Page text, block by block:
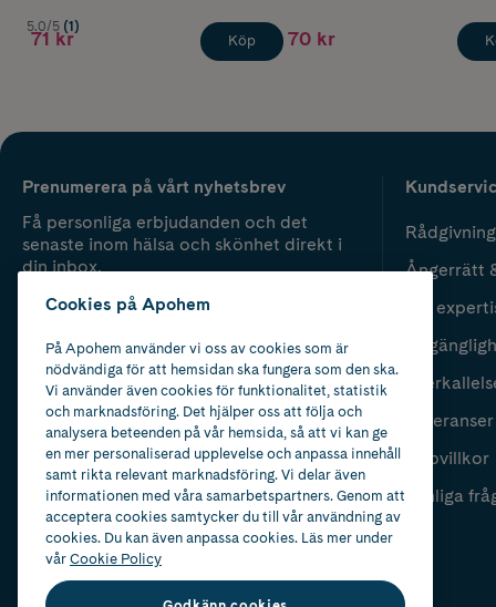
5.0/5 (1)
71 kr Köp 70 kr
Prenumerera på vårt nyhetsbrev
Få personliga erbjudanden och det
senaste inom hälsa och skönhet direkt i
din inbox.
Ångerrätt
Vår
Leveranser
Köpvillkor
Vanliga
Cookies på Apohem
På Apohem använder vi oss av cookies som är
nödvändiga för att hemsidan ska fungera som den ska.
Vi använder även cookies för funktionalitet, statistik
och marknadsföring. Det hjälper oss att följa och
analysera beteenden på vår hemsida, så att vi kan ge
en mer personaliserad upplevelse och anpassa innehåll
samt rikta relevant marknadsföring. Vi delar även
informationen med våra samarbetspartners. Genom att
acceptera cookies samtycker du till vår användning av
cookies. Du kan även anpassa cookies. Läs mer under
vårCookie Policy